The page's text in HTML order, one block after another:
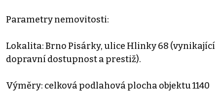
Parametry nemovitosti:
Lokalita: Brno Pisárky, ulice Hlinky 68 (vynikající
dopravní dostupnost a prestiž).
Výměry: celková podlahová plocha objektu 1140